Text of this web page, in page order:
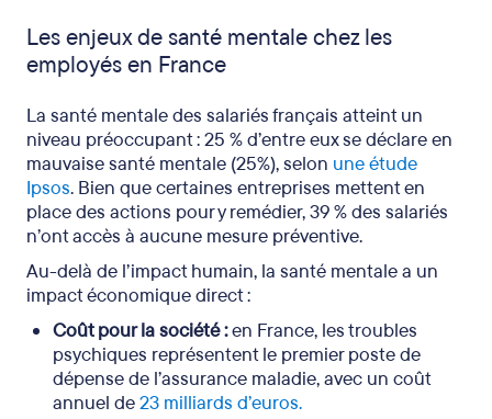
Les enjeux de santé mentale chez les
employés en France
La santé mentale des salariés français atteint un
niveau préoccupant : 25 % d’entre eux se déclare en
mauvaise santé mentale (25%), selon une étude
Ipsos. Bien que certaines entreprises mettent en
place des actions pour y remédier, 39 % des salariés
n’ont accès à aucune mesure préventive.
Au-delà de l’impact humain, la santé mentale a un
impact économique direct :
Coût pour la société :en France, les troubles
psychiques représentent le premier poste de
dépense de l’assurance maladie, avec un coût
annuel de23 milliards d’euros.